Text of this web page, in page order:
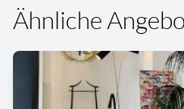
Ähnliche